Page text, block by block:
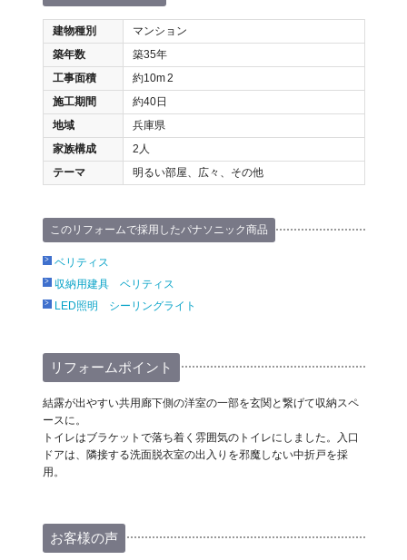
建物種別
マンション
築年数
築35年
工事面積
約10m2
施工期間
約40日
地域
兵庫県
家族構成
2人
テーマ
明るい部屋、広々、その他
このリフォームで採用したパナソニック商品
ベリティス
収納用建具 ベリティス
LED照明 シーリングライト
リフォームポイント
結露が出やすい共用廊下側の洋室の一部を玄関と繋げて収納スペ
ースに。
トイレはブラケットで落ち着く雰囲気のトイレにしました。入口
ドアは、隣接する洗面脱衣室の出入りを邪魔しない中折戸を採
用。
お客様の声